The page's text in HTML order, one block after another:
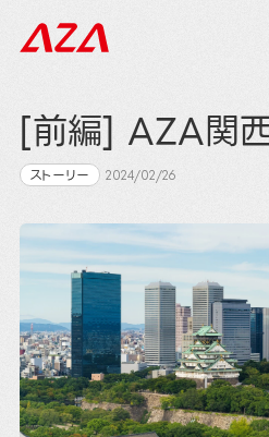
[前編] AZA関西
ストーリー 2024/02/26